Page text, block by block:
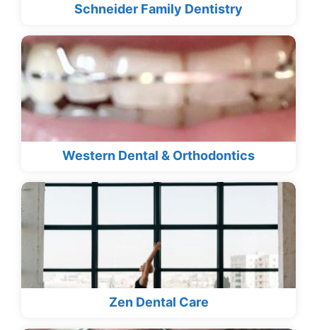
Schneider Family Dentistry
Western Dental & Orthodontics
Zen Dental Care